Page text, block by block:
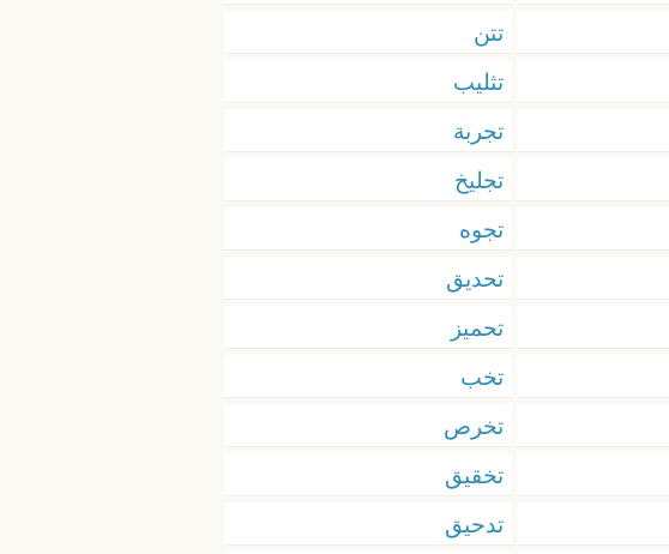
تتن
تثليب
تجربة
تجليخ
تجوه
تحديق
تحميز
تخب
تخرص
تخقيق
تدحيق